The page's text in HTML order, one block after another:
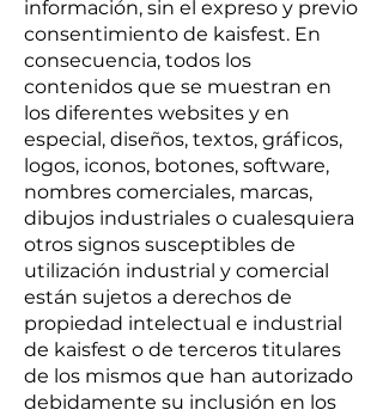
información, sin el expreso y previo
consentimiento de kaisfest. En
consecuencia, todos los
contenidos que se muestran en
los diferentes websites y en
especial, diseños, textos, gráficos,
logos, iconos, botones, software,
nombres comerciales, marcas,
dibujos industriales o cualesquiera
otros signos susceptibles de
utilización industrial y comercial
están sujetos a derechos de
propiedad intelectual e industrial
de kaisfest o de terceros titulares
de los mismos que han autorizado
debidamente su inclusión en los